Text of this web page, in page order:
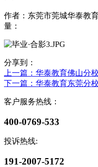
作者：东莞市莞城华泰教
量：
分享到：
上一篇 ：华泰教育佛山分
下一篇 ：华泰教育东莞分
客户服务热线：
400-0769-533
投诉热线:
191-2007-5172